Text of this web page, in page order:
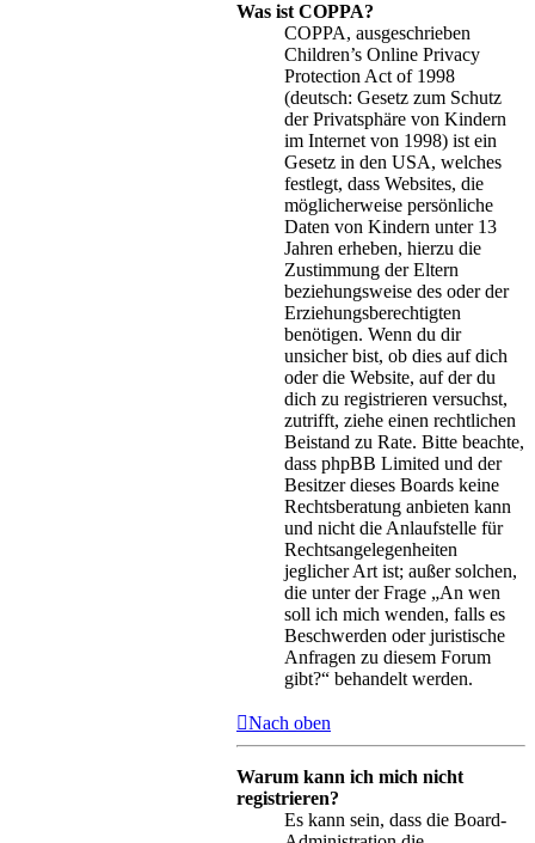
Was ist COPPA?
COPPA, ausgeschrieben
Children’s Online Privacy
Protection Act of 1998
(deutsch: Gesetz zum Schutz
der Privatsphäre von Kindern
im Internet von 1998) ist ein
Gesetz in den USA, welches
festlegt, dass Websites, die
möglicherweise persönliche
Daten von Kindern unter 13
Jahren erheben, hierzu die
Zustimmung der Eltern
beziehungsweise des oder der
Erziehungsberechtigten
benötigen. Wenn du dir
unsicher bist, ob dies auf dich
oder die Website, auf der du
dich zu registrieren versuchst,
zutrifft, ziehe einen rechtlichen
Beistand zu Rate. Bitte beachte,
dass phpBB Limited und der
Besitzer dieses Boards keine
Rechtsberatung anbieten kann
und nicht die Anlaufstelle für
Rechtsangelegenheiten
jeglicher Art ist; außer solchen,
die unter der Frage „An wen
soll ich mich wenden, falls es
Beschwerden oder juristische
Anfragen zu diesem Forum
gibt?“ behandelt werden.
Nach oben
Warum kann ich mich nicht
registrieren?
Es kann sein, dass die Board-